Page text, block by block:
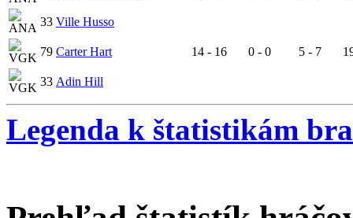
33 Ville Husso
79 Carter Hart 14 - 16 0 - 0 5 - 7
33 Adin Hill
Legenda k štatistikám